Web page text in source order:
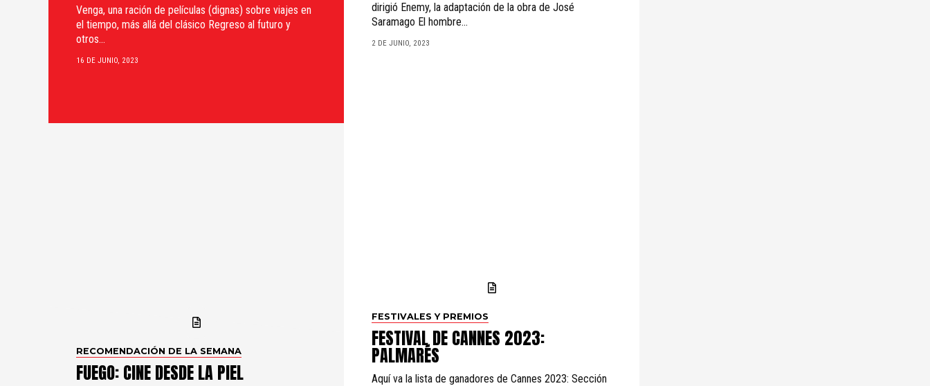
Venga, una ración de películas (dignas) sobre viajes en
el tiempo, más allá del clásico Regreso al futuro y
otros...
16 DE JUNIO, 2023
dirigió Enemy, la adaptación de la obra de José
Saramago El hombre...
2 DE JUNIO, 2023
RECOMENDACIÓN DE LA SEMANA
FUEGO: CINE DESDE LA PIEL
FESTIVALES Y PREMIOS
FESTIVAL DE CANNES 2023:
PALMARÉS
Aquí va la lista de ganadores de Cannes 2023: Sección